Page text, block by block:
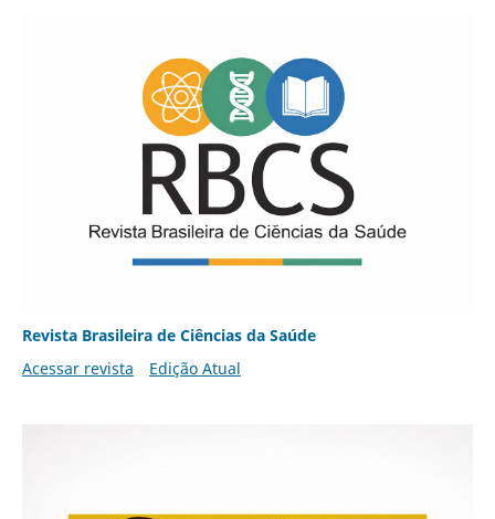
Revista Brasileira de Ciências da Saúde
Acessar revista
Edição Atual